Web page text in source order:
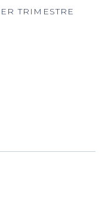
TRIMESTRE